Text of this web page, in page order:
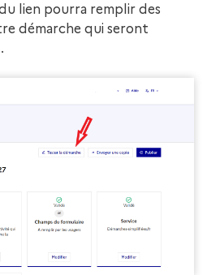
lien pourra remplir des
démarche qui seront